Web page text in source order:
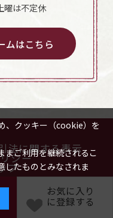
お気に入り
に登録する
曜は不定休
ムはこちら
法に関する表示
シー
プ
All Rights Reserved.
、クッキー（cookie）を
まご利用を継続されるこ
したものとみなされま